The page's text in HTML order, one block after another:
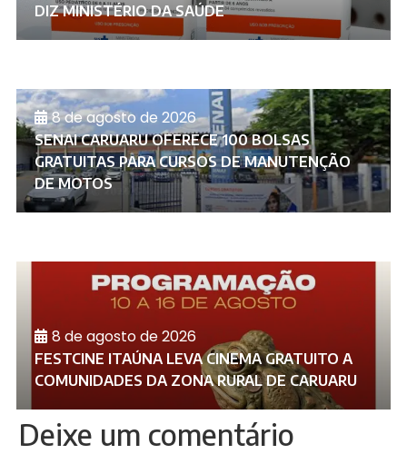
DIZ MINISTÉRIO DA SAÚDE
8 de agosto de 2026
SENAI CARUARU OFERECE 100 BOLSAS
GRATUITAS PARA CURSOS DE MANUTENÇÃO
DE MOTOS
8 de agosto de 2026
FESTCINE ITAÚNA LEVA CINEMA GRATUITO A
COMUNIDADES DA ZONA RURAL DE CARUARU
Deixe um comentário